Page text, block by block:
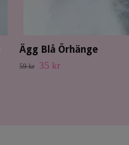
Ägg Blå Örhänge
59 kr 35 kr